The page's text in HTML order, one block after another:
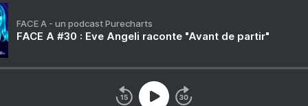
FACE A - un podcast Purecharts
FACE A #30 : Eve Angeli raconte "Avant de partir"